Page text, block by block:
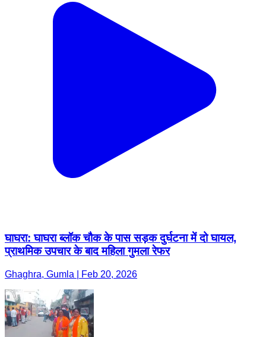
घाघरा: घाघरा ब्लॉक चौक के पास सड़क दुर्घटना में दो घायल,
प्राथमिक उपचार के बाद महिला गुमला रेफर
Ghaghra, Gumla | Feb 20, 2026